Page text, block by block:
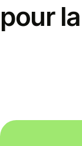
pour